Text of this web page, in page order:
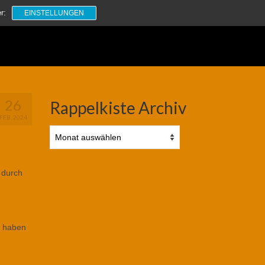
Suchen
nach:
26
2024 Rappelkiste Archiv
Archiv
EINSTELLUNGEN